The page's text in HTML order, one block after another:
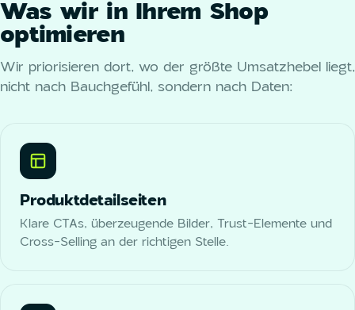
Was wir in Ihrem Shop
optimieren
Wir priorisieren dort, wo der größte Umsatzhebel liegt,
nicht nach Bauchgefühl, sondern nach Daten:
Produktdetailseiten
Klare CTAs, überzeugende Bilder, Trust-Elemente und
Cross-Selling an der richtigen Stelle.